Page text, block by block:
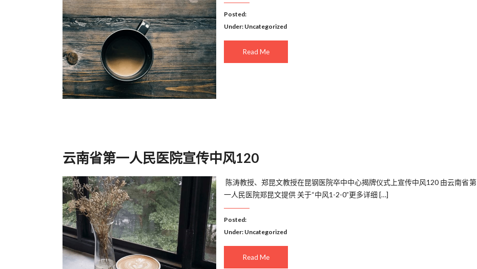
Posted:
Under: Uncategorized
Read Me
云南省第一人民医院宣传中风120
​ 陈涛教授、郑昆文教授在昆钢医院卒中中心揭牌仪式上宣传中风120 由云南省第
一人民医院郑昆文提供 关于“中风1-2-0”更多详细 […]
Posted:
Under: Uncategorized
Read Me